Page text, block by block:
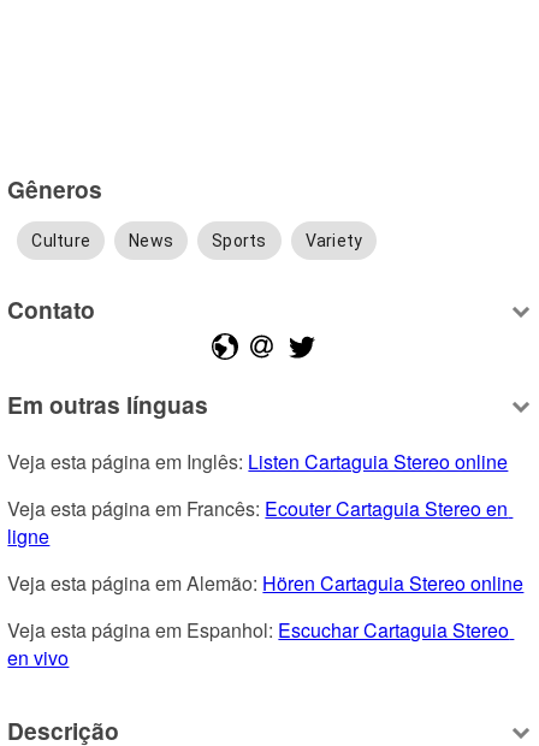
Gêneros
Culture News Sports Variety
Contato
Em outras línguas
Veja esta página em Inglês: Listen Cartaguia Stereo online
Veja esta página em Francês: Ecouter Cartaguia Stereo en
ligne
Veja esta página em Alemão: Hören Cartaguia Stereo online
Veja esta página em Espanhol: Escuchar Cartaguia Stereo
en vivo
Descrição